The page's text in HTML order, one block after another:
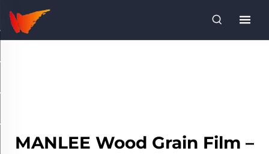
MANLEE Wood Grain Film –